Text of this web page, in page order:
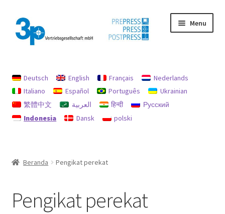
Skip
to
navigation
Skip
to
content
Menu
Akun saya
jejak
perlindungan data
Deutsch English Français
Nederlands
Italiano
Español Português
Ukrainian
繁體中文
العربية हिन्दी
Русский
Indonesia
Dansk polski
Beranda Pengikat perekat
Pengikat perekat